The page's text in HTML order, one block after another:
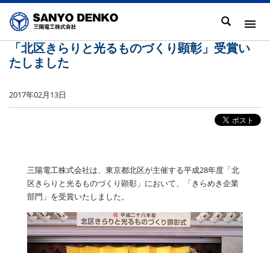
「北区きらりと光るものづくり顕彰」受賞い
たしました
2017年02月13日
三陽電工株式会社は、東京都北区が主催する平成28年度「北
区きらりと光るものづくり顕彰」において、「きらめき企業
部門」を受賞いたしました。